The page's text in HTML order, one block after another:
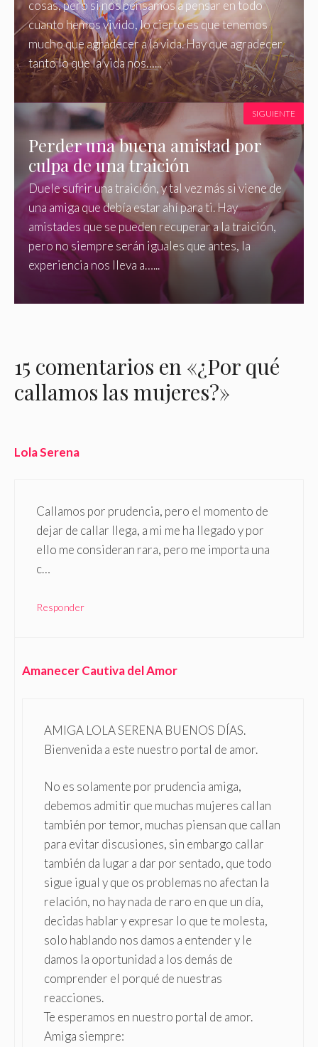
cosas, pero si nos pensamos a pensar en todo
cuanto hemos vivido, lo cierto es que tenemos
mucho que agradecer a la vida. Hay que agradecer
tanto lo que la vida nos…...
Perder una buena amistad por
culpa de una traición
Duele sufrir una traición, y tal vez más si viene de
una amiga que debía estar ahí para ti. Hay
amistades que se pueden recuperar a la traición,
pero no siempre serán iguales que antes, la
experiencia nos lleva a…...
SIGUIENTE
15 comentarios en «¿Por qué
callamos las mujeres?»
Lola Serena
Callamos por prudencia, pero el momento de
dejar de callar llega, a mi me ha llegado y por
ello me consideran rara, pero me importa una
c…
Responder
Amanecer Cautiva del Amor
AMIGA LOLA SERENA BUENOS DÍAS.
Bienvenida a este nuestro portal de amor.
No es solamente por prudencia amiga,
debemos admitir que muchas mujeres callan
también por temor, muchas piensan que callan
para evitar discusiones, sin embargo callar
también da lugar a dar por sentado, que todo
sigue igual y que os problemas no afectan la
relación, no hay nada de raro en que un día,
decidas hablar y expresar lo que te molesta,
solo hablando nos damos a entender y le
damos la oportunidad a los demás de
comprender el porqué de nuestras
reacciones.
Te esperamos en nuestro portal de amor.
Amiga siempre: